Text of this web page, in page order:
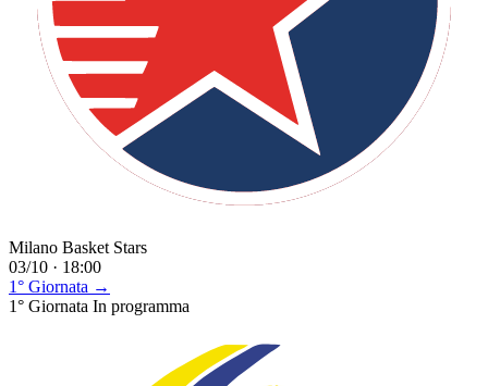
Milano Basket Stars
03/10 · 18:00
1° Giornata →
1° Giornata In programma